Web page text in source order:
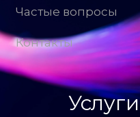
Частые вопросы
Контакты
Услуги